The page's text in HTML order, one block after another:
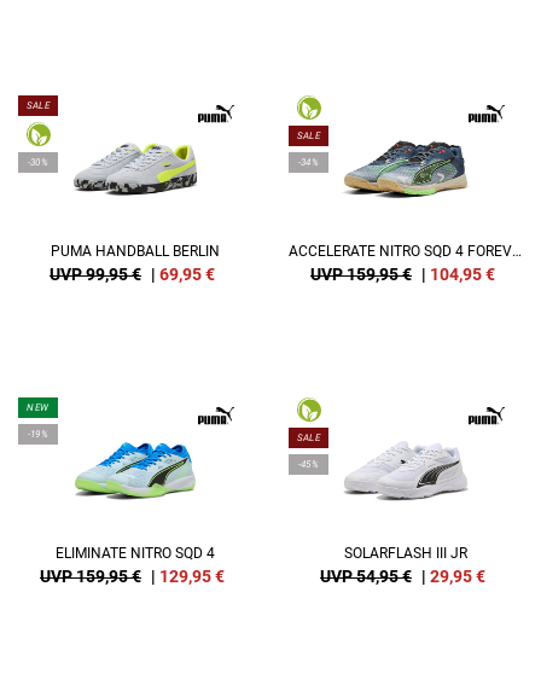
SALE
-30%
PUMA HANDBALL BERLIN
UVP 99,95 € | 69,95€
SALE
-34%
ACCELERATE NITRO SQD 4 FOREVER.BETTER.
UVP 159,95 € | 104,95€
NEW
-19%
ELIMINATE NITRO SQD 4
UVP 159,95 € | 129,95€
SALE
-45%
SOLARFLASH III JR
UVP 54,95 € | 29,95€